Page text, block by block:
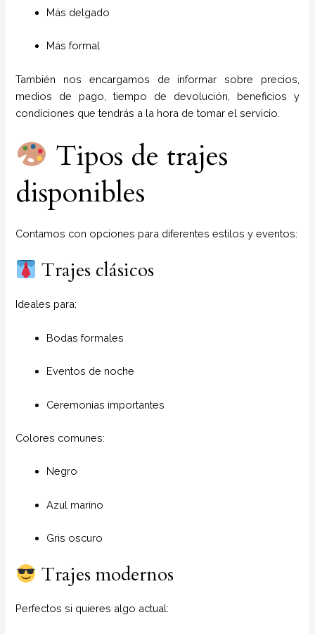
Más delgado
Más formal
También nos encargamos de informar sobre precios,
medios de pago, tiempo de devolución, beneficios y
condiciones que tendrás a la hora de tomar el servicio.
Tipos de trajes
disponibles
Contamos con opciones para diferentes estilos y eventos:
Trajes clásicos
Ideales para:
Bodas formales
Eventos de noche
Ceremonias importantes
Colores comunes:
Negro
Azul marino
Gris oscuro
Trajes modernos
Perfectos si quieres algo actual: